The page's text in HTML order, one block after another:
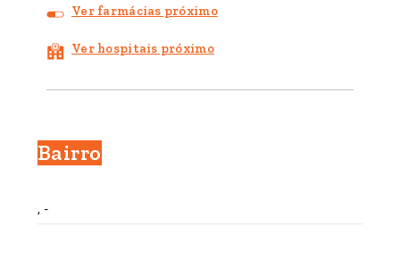
Ver farmácias próximo
Ver hospitais próximo
Bairro
, -